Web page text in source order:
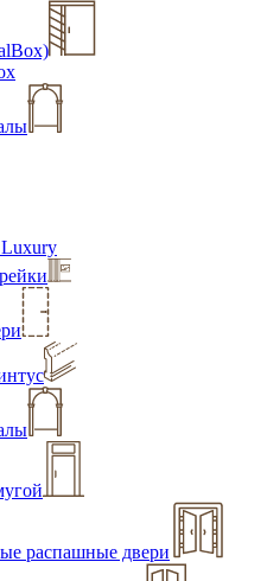
распашные двери